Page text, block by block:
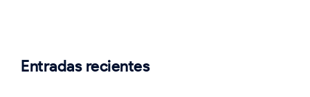
Entradas recientes